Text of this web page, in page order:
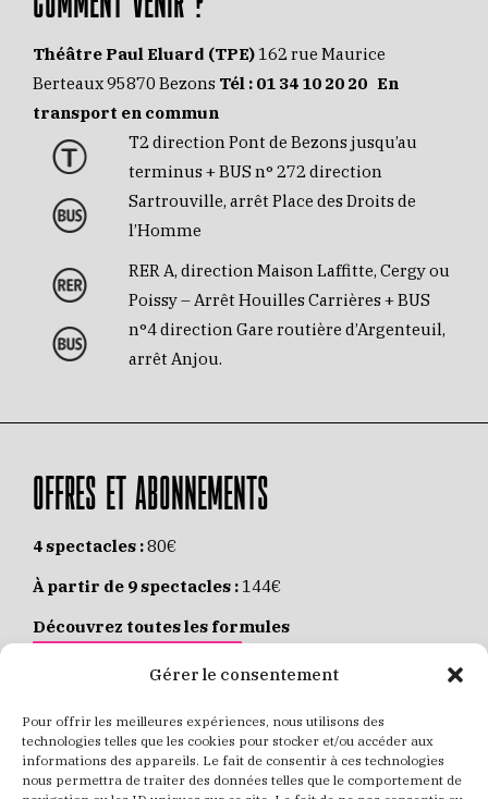
Gérer le consentement
Pour offrir les meilleures expériences, nous utilisons des
technologies telles que les cookies pour stocker et/ou accéder aux
informations des appareils. Le fait de consentir à ces technologies
nous permettra de traiter des données telles que le comportement de
Théâtre Paul Eluard (TPE) 162 rue Maurice
Berteaux 95870 Bezons Tél : 01 34 10 20 20 En
transport en commun
T2 direction Pont de Bezons jusqu’au
terminus + BUS n° 272 direction
Sartrouville, arrêt Place des Droits de
l’Homme
RER A, direction Maison Laffitte, Cergy ou
Poissy – Arrêt Houilles Carrières + BUS
n°4 direction Gare routière d’Argenteuil,
arrêt Anjou.
OFFRES ET ABONNEMENTS
4 spectacles :80€
À partir de 9 spectacles : 144€
Découvrez toutes les formules
JE M’ABONNE EN LIGNE
Places individuelles :de 8 à 35€
Achetez vos places
JE RÉSERVE MES PLACES